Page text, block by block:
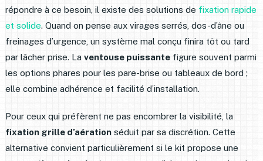
répondre à ce besoin, il existe des solutions de fixation rapide
et solide. Quand on pense aux virages serrés, dos-d’âne ou
freinages d’urgence, un système mal conçu finira tôt ou tard
par lâcher prise. La ventouse puissantefigure souvent parmi
les options phares pour les pare-brise ou tableaux de bord ;
elle combine adhérence et facilité d’installation.
Pour ceux qui préfèrent ne pas encombrer la visibilité, la
fixation grille d’aérationséduit par sa discrétion. Cette
alternative convient particulièrement si le kit propose une